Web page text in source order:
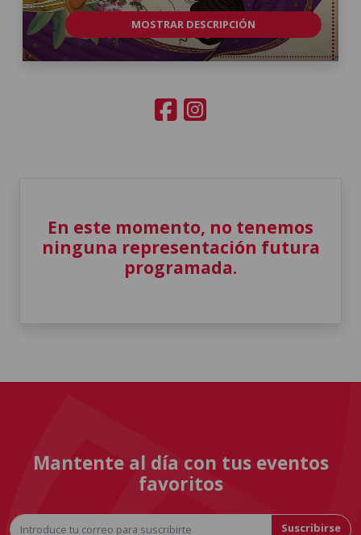
MOSTRAR DESCRIPCIÓN
En este momento, no tenemos
ninguna representación futura
programada.
Mantente al día con tus eventos
favoritos
Suscribirse